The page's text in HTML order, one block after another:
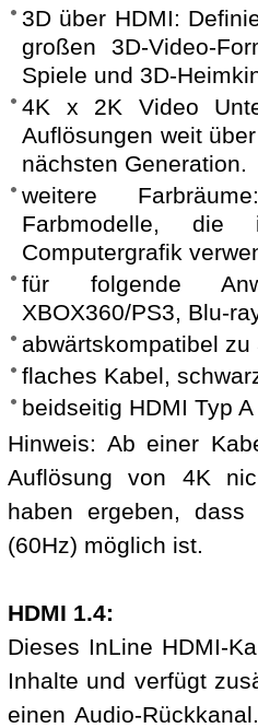
3D über HDMI:
großen 3D-Video-
Spiele und 3D-
4K x 2K Video
Auflösungen weit
nächsten Generation.
weitere
Farbmodelle,
Computergrafik
für folgende
XBOX360/PS3, Blu-
abwärtskompatibel
flaches Kabel,
beidseitig HDMI Typ
Hinweis: Ab einer
Auflösung von 4K
haben ergeben,
(60Hz) möglich ist.
HDMI 1.4:
Dieses InLine HDMI-
Inhalte und verfügt
einen Audio-